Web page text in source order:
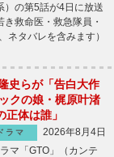
の第5話が4日に放送
救命医・救急隊員・
ネタバレを含みます）
史らが「告白大作
クの娘・梶原叶渚
体は誰」
ドラマ
2026年8月4日
マ「GTO」（カンテ